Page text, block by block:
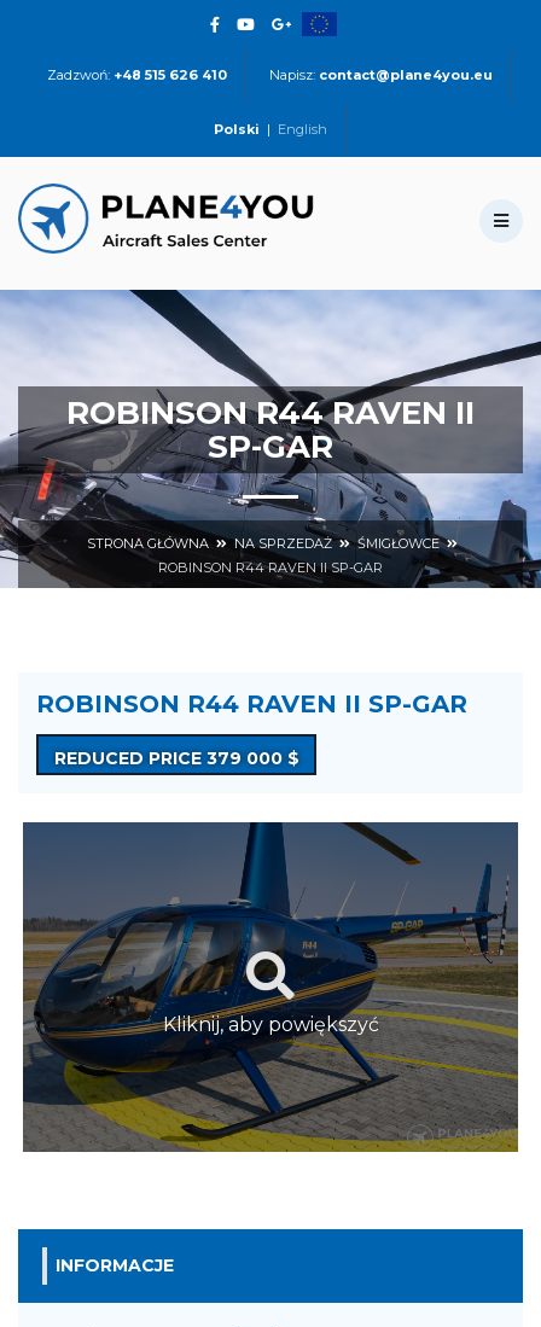
Zadzwoń: +48 515 626 410 Napisz: contact@plane4you.eu
Polski | English
ROBINSON R44 RAVEN II
SP-GAR
STRONA GŁÓWNA NA SPRZEDAŻ
ŚMIGŁOWCE
ROBINSON R44 RAVEN II SP-GAR
ROBINSON R44 RAVEN II SP-GAR
REDUCED PRICE 379 000 $
Kliknij, aby powiększyć
INFORMACJE